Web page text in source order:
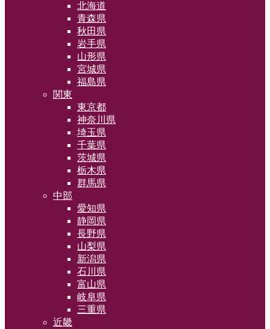
北海道
青森県
秋田県
岩手県
山形県
宮城県
福島県
関東
東京都
神奈川県
埼玉県
千葉県
茨城県
栃木県
群馬県
中部
愛知県
静岡県
長野県
山梨県
新潟県
石川県
富山県
岐阜県
三重県
近畿